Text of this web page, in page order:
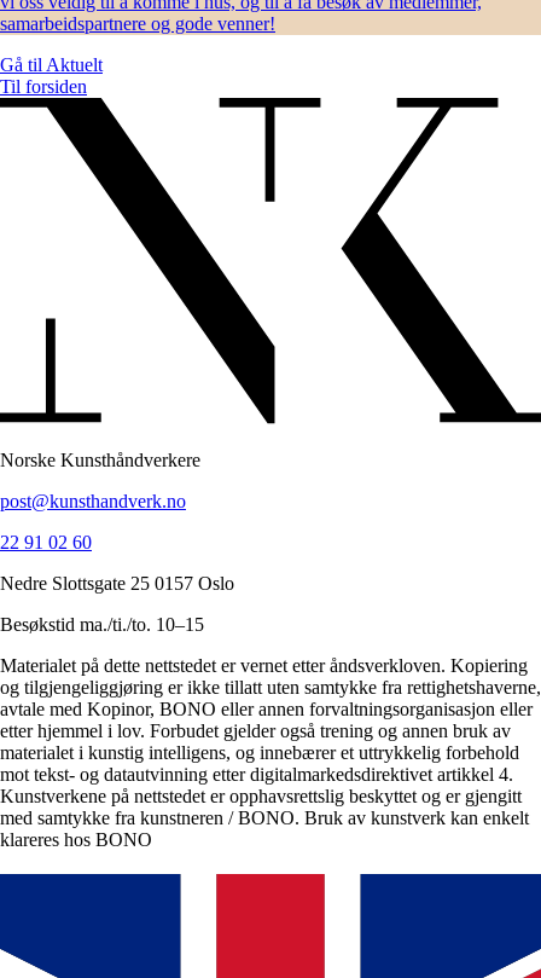
samarbeidspartnere og gode venner!
Gå til Aktuelt
Til forsiden
Norske Kunsthåndverkere
post@kunsthandverk.no
22 91 02 60
Nedre Slottsgate 25 0157 Oslo
Besøkstid ma./ti./to. 10–15
Materialet på dette nettstedet er vernet etter åndsverkloven. Kopiering
og tilgjengeliggjøring er ikke tillatt uten samtykke fra rettighetshaverne,
avtale med Kopinor, BONO eller annen forvaltningsorganisasjon eller
etter hjemmel i lov. Forbudet gjelder også trening og annen bruk av
materialet i kunstig intelligens, og innebærer et uttrykkelig forbehold
mot tekst- og datautvinning etter digitalmarkedsdirektivet artikkel 4.
Kunstverkene på nettstedet er opphavsrettslig beskyttet og er gjengitt
med samtykke fra kunstneren / BONO. Bruk av kunstverk kan enkelt
klareres hos BONO